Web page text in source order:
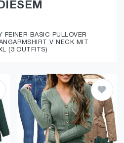
FEINER BASIC PULLOVER
V NECK MIT
(3 OUTFITS)